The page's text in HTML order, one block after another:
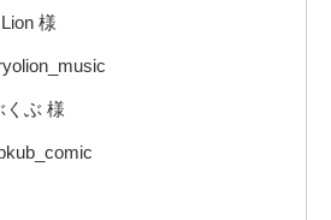
様
くぶ 様